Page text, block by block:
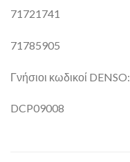
71721741
71785905
Γνήσιοι κωδικοί DENSO:
DCP09008